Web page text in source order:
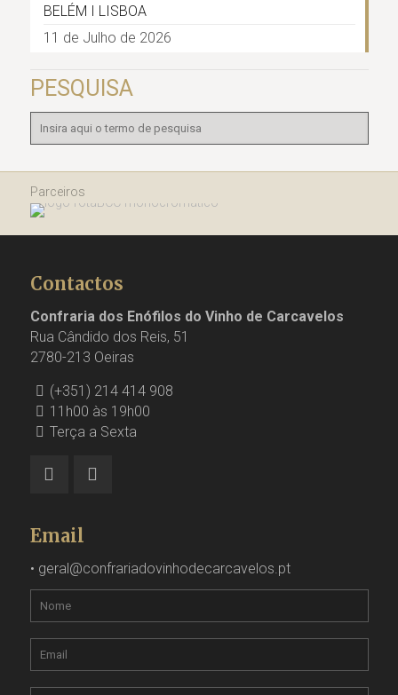
BELÉM I LISBOA
11 de Julho de 2026
PESQUISA
Parceiros
Contactos
Confraria dos Enófilos do Vinho de Carcavelos
Rua Cândido dos Reis, 51
2780-213 Oeiras
(+351) 214 414 908
11h00 às 19h00
Terça a Sexta
Email
• geral@confrariadovinhodecarcavelos.pt